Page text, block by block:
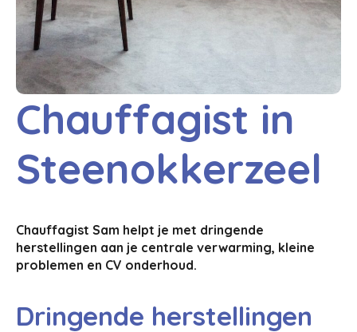
Chauffagist in
Steenokkerzeel
Chauffagist Sam helpt je met dringende
herstellingen aan je centrale verwarming, kleine
problemen en CV onderhoud.
Dringende herstellingen